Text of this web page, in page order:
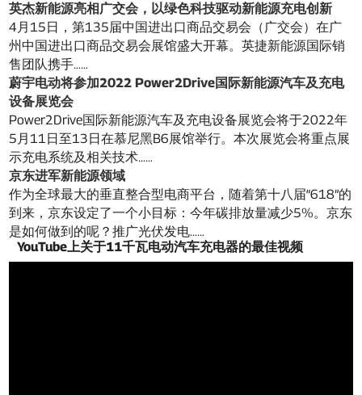
英杰新能源亮相广交会，以绿色科技驱动新能源充电创新
4月15日，第135届中国进出口商品交易会（广交会）在广
州中国进出口商品交易会展馆盛大开幕。英捷新能源国际销
售团队携手……
蔚宇电动将参加2022 Power2Drive国际新能源汽车及充电
设备展览会
Power2Drive国际新能源汽车及充电设备展览会将于2022年
5月11日至13日在慕尼黑B6展馆举行。本次展览会将重点展
示充电系统及相关技术……
京东进军新能源领域
作为全球最大的垂直整合型电商平台，随着第十八届“618”的
到来，京东设定了一个小目标：今年碳排放量减少5%。京东
是如何做到的呢？推广光伏发电……
YouTube上关于11千瓦电动汽车充电器的最佳视频